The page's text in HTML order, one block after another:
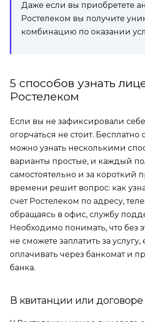
Даже если вы приобретете
Ростелеком вы получите
комбинацию по оказании
5 способов узнать
Ростелеком
Если вы не зафиксировали
огорчаться не стоит. Бесплатно
можно узнать несколькими
варианты простые, и каждый
самостоятельно и за короткий
времени решит вопрос: как
счет Ростелеком по адресу,
обращаясь в офис, службу
Необходимо понимать, что без
не сможете заплатить за
оплачивать через банкомат и
банка.
В квитанции или договоре